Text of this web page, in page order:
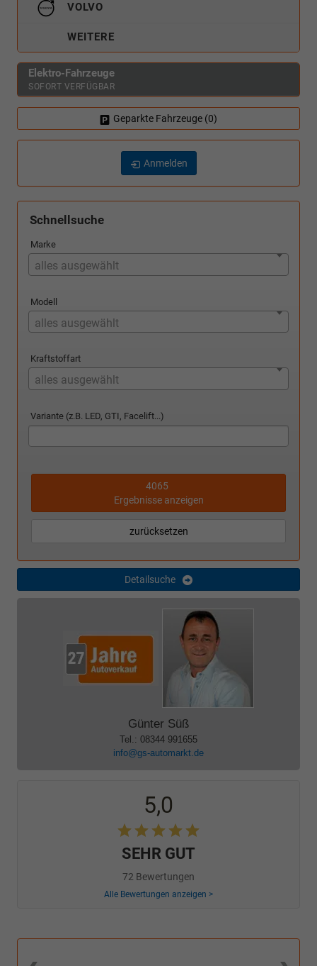
VOLVO
WEITERE
Elektro-Fahrzeuge
SOFORT VERFÜGBAR
Geparkte Fahrzeuge (0)
Anmelden
Schnellsuche
Marke
alles ausgewählt
Modell
alles ausgewählt
Kraftstoffart
alles ausgewählt
Variante (z.B. LED, GTI, Facelift...)
4065
Ergebnisse anzeigen
zurücksetzen
Detailsuche
Günter Süß
Tel.: 08344 991655
info@gs-automarkt.de
5,0
SEHR GUT
72 Bewertungen
Alle Bewertungen anzeigen >